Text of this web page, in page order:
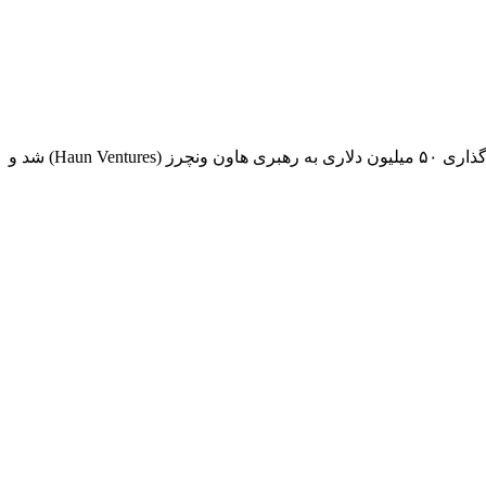
زورا که از سال ۲۰۲۰ به عنوان یک پروتکل ثبت رسانه‌ای جهانی با فناوری آپتیمیسم فعالیت می‌کند، در ماه مه ۲۰۲۲ موفق به جذب سرمایه‌گذاری ۵۰ میلیون دلاری به رهبری هاون ونچرز (Haun Ventures) شد و